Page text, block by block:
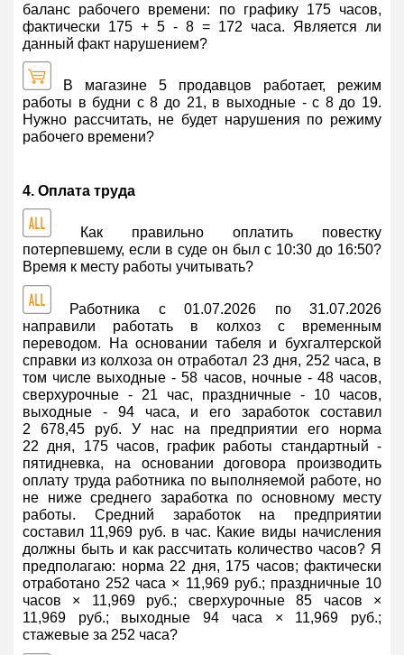
баланс рабочего времени: по графику 175 часов,
фактически 175 + 5 - 8 = 172 часа. Является ли
данный факт нарушением?
В магазине 5 продавцов работает, режим
работы в будни с 8 до 21, в выходные - с 8 до 19.
Нужно рассчитать, не будет нарушения по режиму
рабочего времени?
4. Оплата труда
Как правильно оплатить повестку
потерпевшему, если в суде он был с 10:30 до 16:50?
Время к месту работы учитывать?
Работника с 01.07.2026 по 31.07.2026
направили работать в колхоз с временным
переводом. На основании табеля и бухгалтерской
справки из колхоза он отработал 23 дня, 252 часа, в
том числе выходные - 58 часов, ночные - 48 часов,
сверхурочные - 21 час, праздничные - 10 часов,
выходные - 94 часа, и его заработок составил
2 678,45 руб. У нас на предприятии его норма
22 дня, 175 часов, график работы стандартный -
пятидневка, на основании договора производить
оплату труда работника по выполняемой работе, но
не ниже среднего заработка по основному месту
работы. Средний заработок на предприятии
составил 11,969 руб. в час. Какие виды начисления
должны быть и как рассчитать количество часов? Я
предполагаю: норма 22 дня, 175 часов; фактически
отработано 252 часа × 11,969 руб.; праздничные 10
часов × 11,969 руб.; сверхурочные 85 часов ×
11,969 руб.; выходные 94 часа × 11,969 руб.;
стажевые за 252 часа?